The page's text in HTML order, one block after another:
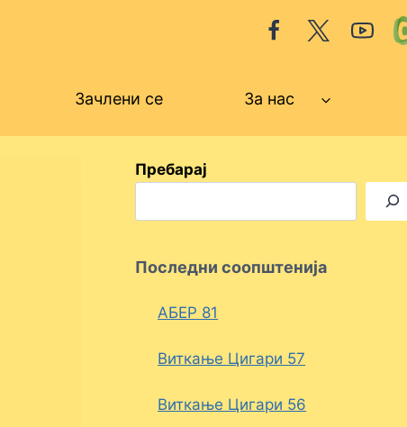
Зачлени се За нас
Пребарај
Последни соопштенија
АБЕР 81
Виткање Цигари 57
Виткање Цигари 56